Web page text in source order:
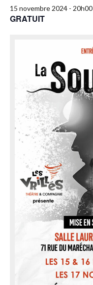
15 novembre 2024 - 20h00
GRATUIT